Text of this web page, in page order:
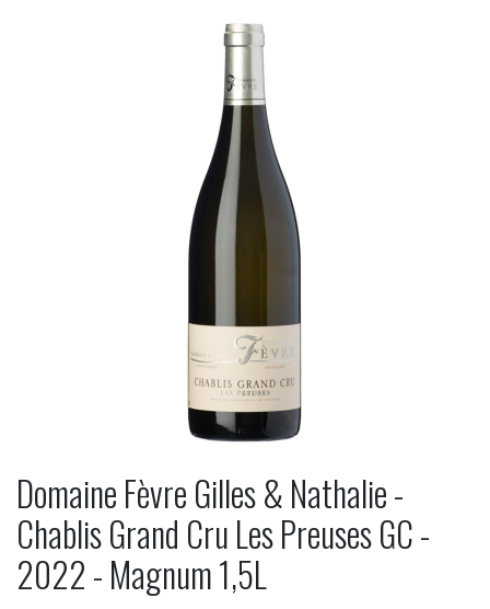
Domaine Fèvre Gilles & Nathalie -
Chablis Grand Cru Les Preuses GC -
2022 - Magnum 1,5L